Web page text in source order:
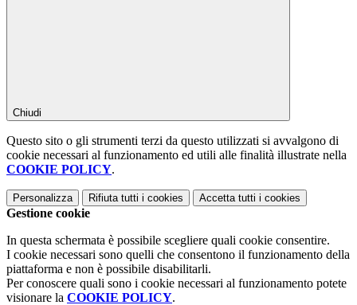
Chiudi
Questo sito o gli strumenti terzi da questo utilizzati si avvalgono di
cookie necessari al funzionamento ed utili alle finalità illustrate nella
COOKIE POLICY.
Personalizza Rifiuta tutti i cookies Accetta tutti i cookies
Gestione cookie
In questa schermata è possibile scegliere quali cookie consentire.
I cookie necessari sono quelli che consentono il funzionamento della
piattaforma e non è possibile disabilitarli.
Per conoscere quali sono i cookie necessari al funzionamento potete
visionare la COOKIE POLICY.